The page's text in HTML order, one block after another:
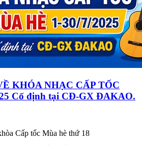
KHÓA NHẠC CẤP TỐC
Cố định tại CĐ-GX ĐAKAO.
Cấp tốc Mùa hè thứ 18